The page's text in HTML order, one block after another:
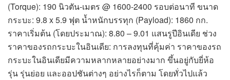
(Torque): 190 นิวตัน-เมตร @ 1600-2400 รอบต่อนาที ขนาด
กระบะ: 9.8 x 5.9 ฟุต น้ำหนักบรรทุก (Payload): 1860 กก.
ราคาเริ่มต้น (โดยประมาณ): 8.80 – 9.01 แสนรูปีอินเดีย ช่วง
ราคาของรถกระบะในอินเดีย: การลงทุนที่คุ้มค่า ราคาของรถ
กระบะในอินเดียมีความหลากหลายอย่างมาก ขึ้นอยู่กับยี่ห้อ
รุ่น รุ่นย่อย และออปชันต่างๆ อย่างไรก็ตาม โดยทั่วไปแล้ว